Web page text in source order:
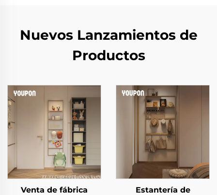
Nuevos Lanzamientos de
Productos
Venta de fábrica
Estantería de